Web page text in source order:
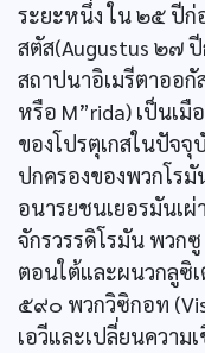
ระยะหนึ่ง ใน ๒๕ ปี
สตัส(Augustus ๒๗
สถาปนาอิเมรีตาออกั
หรือ M”rida) เป็นเมื
ของโปรตุเกสในปัจ
ปกครองของพวกโร
อนารยชนเยอรมันเผ่
จักรวรรดิโรมัน พวกซู
ตอนใต้และผนวกลูซิ
๕๙๐ พวกวิซิกอท
เอวีและเปลี่ยนความ